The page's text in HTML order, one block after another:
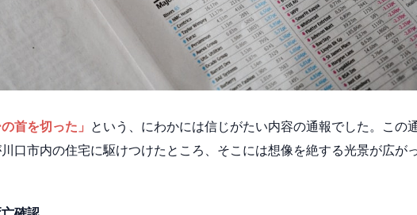
首を切った」 という、にわかには信じがたい内容の通報でした。この
口市内の住宅に駆けつけたところ、そこには想像を絶する光景が広が